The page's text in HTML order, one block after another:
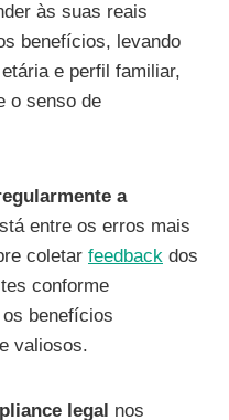
às suas reais
benefícios, levando
e perfil familiar,
o senso de
a
entre os erros mais
coletar feedback dos
conforme
benefícios
valiosos.
legal nos